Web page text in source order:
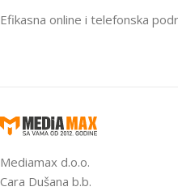
Efikasna online i telefonska
Mediamax d.o.o.
Cara Dušana b.b.